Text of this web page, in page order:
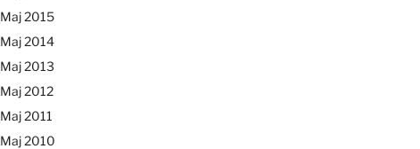
2015
2014
2013
2012
2011
2010